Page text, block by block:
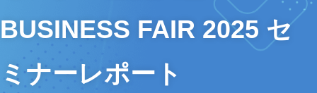
BUSINESS FAIR 2025 セ
ミナーレポート